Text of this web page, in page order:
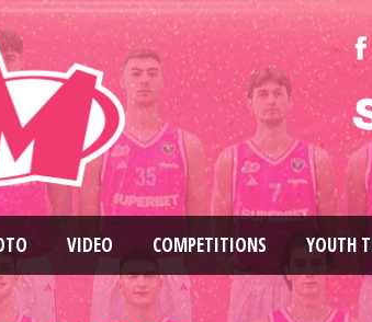
VIDEO COMPETITIONS YOUTH